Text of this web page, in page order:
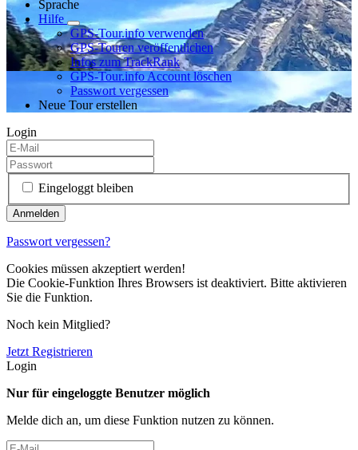
Sprache
Hilfe
GPS-Tour.info verwenden
GPS-Touren veröffentlichen
Infos zum TrackRank
GPS-Tour.info Account löschen
Passwort vergessen
Neue Tour erstellen
Login
Eingeloggt bleiben
Passwort vergessen?
Cookies müssen akzeptiert werden!
Die Cookie-Funktion Ihres Browsers ist deaktiviert. Bitte aktivieren
Sie die Funktion.
Noch kein Mitglied?
Jetzt Registrieren
Login
Nur für eingeloggte Benutzer möglich
Melde dich an, um diese Funktion nutzen zu können.